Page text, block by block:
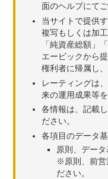
面のヘルプにて
当サイトで提供
複写もしくは加
「純資産総額」
エービックから
権利者に帰属し
レーティングは
来の運用成果等
各情報は、記載
ださい。
各項目のデータ
原則、デー
※原則、前営
ださい。